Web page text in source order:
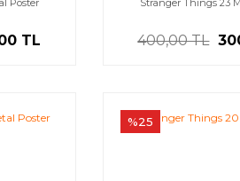
Poster
TL
Stranger Things 23
400,00 TL
%25